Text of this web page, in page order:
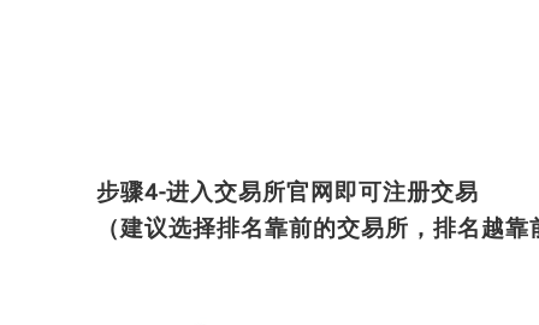
步骤4-进入交易所官网即可注册交易
（建议选择排名靠前的交易所，排名越